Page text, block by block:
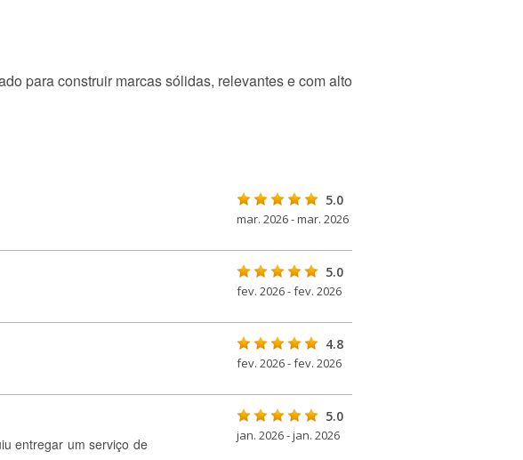
para construir marcas sólidas, relevantes e com alto
5.0
mar. 2026 - mar. 2026
5.0
fev. 2026 - fev. 2026
4.8
fev. 2026 - fev. 2026
entregar um serviço de
5.0
jan. 2026 - jan. 2026